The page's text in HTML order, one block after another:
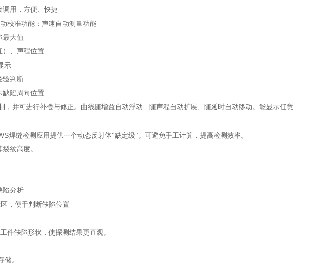
调用，方便、快捷
校准功能；声速自动测量功能
最大值
）、声程位置
示
验判断
缺陷周向位置
，并可进行补偿与修正。曲线随增益自动浮动、随声程自动扩展、随延时自动移动。能显示任意
焊缝检测应用提供一个动态反射体“缺定级"。可避免手工计算，提高检测效率。
纹高度。
陷分析
，便于判断缺陷位置
件缺陷形状，使探测结果更直观。
储。